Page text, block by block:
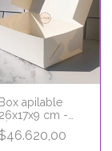
Box apilable
26x17x9 cm -
LÍNEA PREMIUM